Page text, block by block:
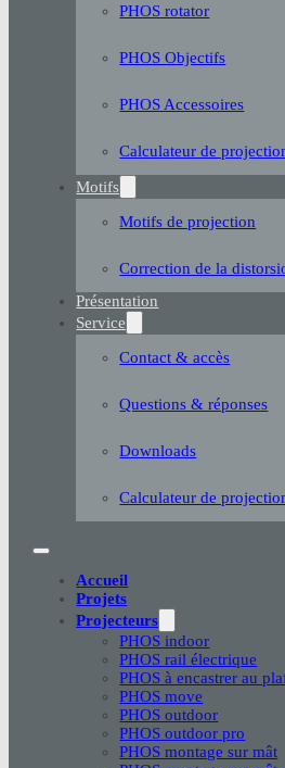
PHOS rotator
PHOS Objectifs
PHOS Accessoires
Calculateur de
Motifs
Motifs de projection
Correction de la
Présentation
Service
Contact & accès
Questions & réponses
Downloads
Calculateur de
Accueil
Projets
Projecteurs
PHOS indoor
PHOS rail électrique
PHOS à encastrer au
PHOS move
PHOS outdoor
PHOS outdoor pro
PHOS montage sur mât